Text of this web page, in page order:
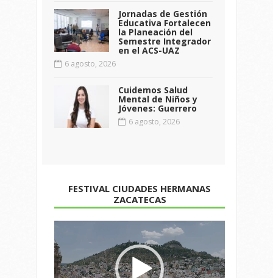
Jornadas de Gestión
Educativa Fortalecen
la Planeación del
Semestre Integrador
en el ACS-UAZ
6 agosto, 2026
Cuidemos Salud
Mental de Niños y
Jóvenes: Guerrero
6 agosto, 2026
FESTIVAL CIUDADES HERMANAS
ZACATECAS
de
vídeo